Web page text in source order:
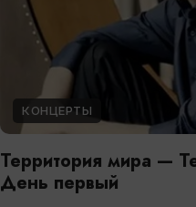
КОНЦЕРТЫ
Территория мира —
День первый